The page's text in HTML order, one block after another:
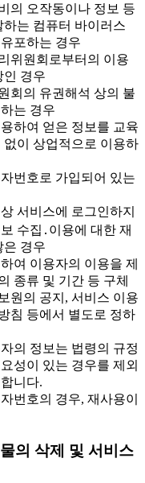
의 오작동이나 정보 등
하는 컴퓨터 바이러스
포하는 경우
위원회로부터의 이용
인 경우
회의 유권해석 상의 불
는 경우
하여 얻은 정보를 교육
없이 상업적으로 이용하
번호로 가입되어 있는
서비스에 로그인하지
수집․이용에 대한 재
은 경우
여 이용자의 이용을 제
종류 및 기간 등 구체
원의 공지, 서비스 이용
침 등에서 별도로 정하
의 정보는 법령의 규정
성이 있는 경우를 제외
니다.
번호의 경우, 재사용이
의 삭제 및 서비스